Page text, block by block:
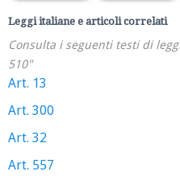
Leggi italiane e articoli correlati
Consulta i seguenti testi di
510"
Art. 13
Art. 300
Art. 32
Art. 557